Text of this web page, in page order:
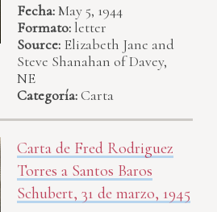
Fecha:May 5, 1944
Formato: letter
Source: Elizabeth Jane and
Steve Shanahan of Davey,
NE
Categoría:Carta
Carta de Fred Rodriguez
Torres a Santos Baros
Schubert, 31 de marzo, 1945